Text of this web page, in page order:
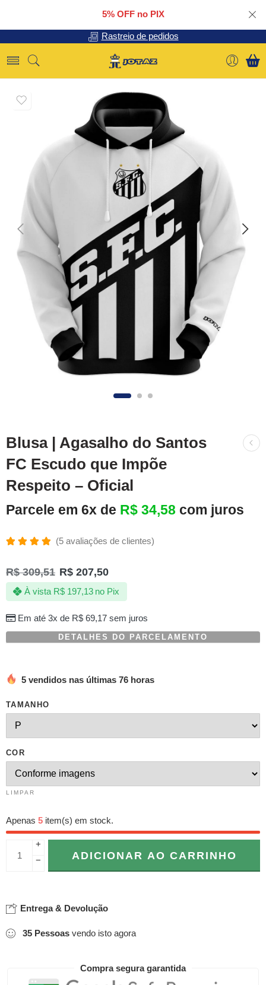
5% OFF no PIX
Rastreio de pedidos
Blusa | Agasalho do Santos
FC Escudo que Impõe
Respeito – Oficial
Parcele em 6x de R$ 34,58 com juros
5.00de 5,
com
baseado
em
de
clientes
(5avaliações de clientes)
R$309,51 R$ 207,50
Em até 3x de R$69,17sem juros
À vista R$197,13 no Pix
DETALHES DO PARCELAMENTO
5 vendidos nas últimas 76 horas
TAMANHO
COR
LIMPAR
Apenas 5 item(s) em stock.
+
−
ADICIONAR AO CARRINHO
Entrega & Devolução
35 Pessoas vendo isto agora
Compra segura garantida